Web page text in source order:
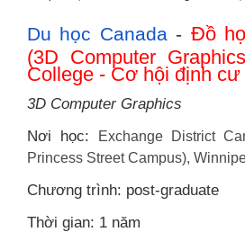
Du học Canada- Đồ
(3D Computer
College - Cơ hội định cư
3D Computer Graphics
Nơi học:
Exchange District
Princess Street Campus),
Chương trình: post-graduate
Thời gian: 1 năm